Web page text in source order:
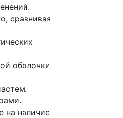
сравнивая
оболочки
на наличие